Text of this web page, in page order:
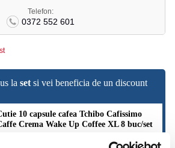
Telefon:
0372 552 601
la setsi vei beneficia de un discount
10 capsule cafea Tchibo Cafissimo
Crema Wake Up Coffee XL 8 buc/set